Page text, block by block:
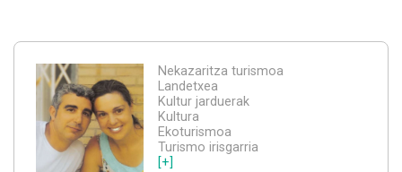
Nekazaritza turismoa
Landetxea
Kultur jarduerak
Kultura
Ekoturismoa
Turismo irisgarria
[+]